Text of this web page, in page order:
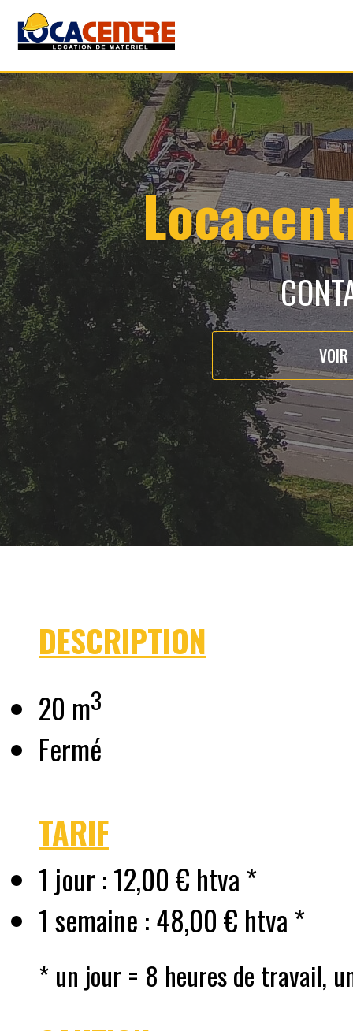
DESCRIPTION
20 m3
Fermé
TARIF
1 jour : 12,00 € htva *
1 semaine : 48,00 € htva *
* un jour = 8 heures de travail,